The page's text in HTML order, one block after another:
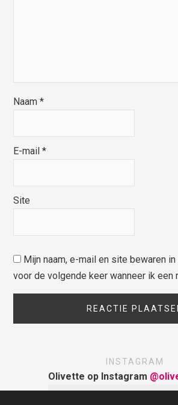
Naam*
E-mail*
Site
Mijn naam, e-mail en site bewaren
voor de volgende keer wanneer ik een
INSTAGRAM
Olivette op Instagram